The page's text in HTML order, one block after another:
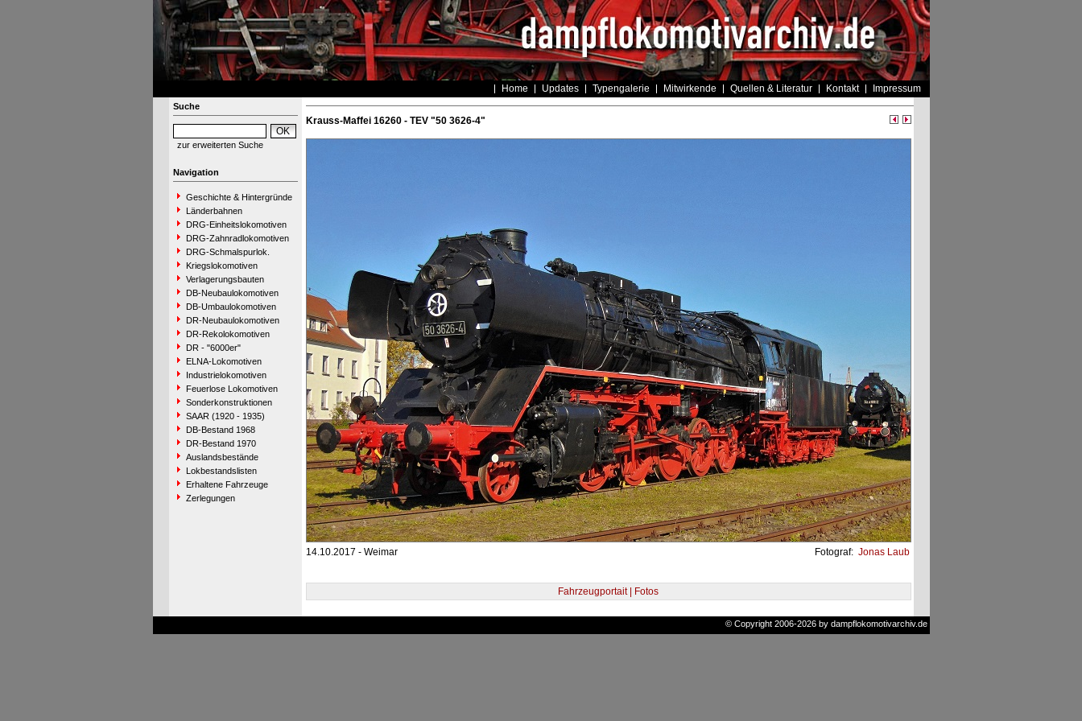
Home Updates Typengalerie Mitwirkende Quellen & Literatur Kontakt Impressum
Suche
zur erweiterten Suche
Navigation
Geschichte & Hintergründe
Länderbahnen
DRG-Einheitslokomotiven
DRG-Zahnradlokomotiven
DRG-Schmalspurlok.
Kriegslokomotiven
Verlagerungsbauten
DB-Neubaulokomotiven
DB-Umbaulokomotiven
DR-Neubaulokomotiven
DR-Rekolokomotiven
DR - "6000er"
ELNA-Lokomotiven
Industrielokomotiven
Feuerlose Lokomotiven
Sonderkonstruktionen
SAAR (1920 - 1935)
DB-Bestand 1968
DR-Bestand 1970
Auslandsbestände
Lokbestandslisten
Erhaltene Fahrzeuge
Zerlegungen
Krauss-Maffei 16260 - TEV "50 3626-4"
14.10.2017 - Weimar Fotograf: Jonas Laub
Fahrzeugportait | Fotos
© Copyright 2006-2026 by dampflokomotivarchiv.de